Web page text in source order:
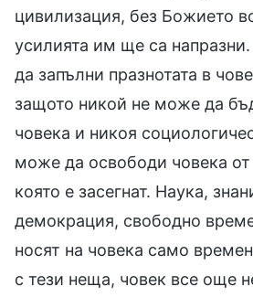
цивилизация, без Божието
усилията им ще са
да запълни празнотата в
защото никой не може да
човека и никоя
може да освободи човека от
която е засегнат. Наука,
демокрация, свободно
носят на човека само
с тези неща, човек все още